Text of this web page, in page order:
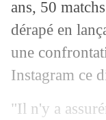
ans, 50
dérapé en
une
Instagram ce
"Il n'y a
27/04 Ita. :
27/04 L1: